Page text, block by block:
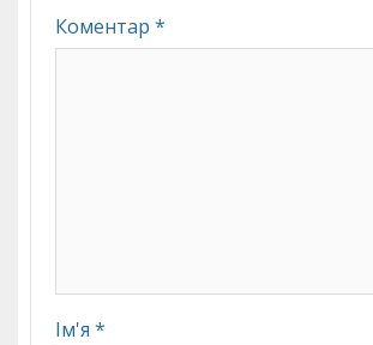
Коментар *
Ім'я *